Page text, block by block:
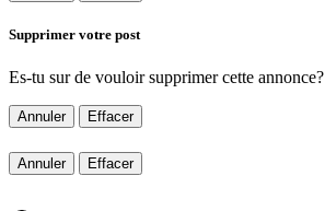
Supprimer votre post
Es-tu sur de vouloir supprimer cette annonce?
Annuler Effacer
Annuler Effacer